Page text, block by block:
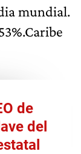
mundial.
de
del